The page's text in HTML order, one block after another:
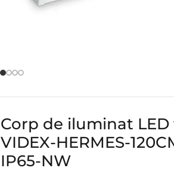
Corp de iluminat
VIDEX-HERMES-
IP65-NW